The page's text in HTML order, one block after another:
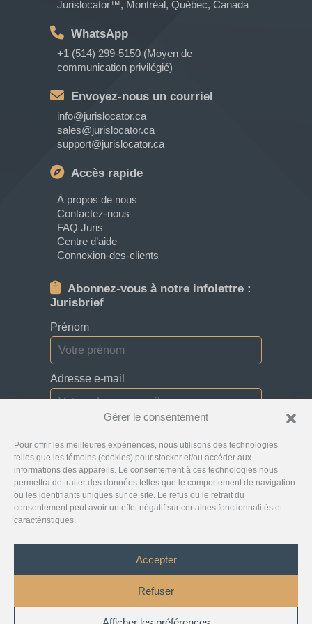
Gérer le consentement
Pour offrir les meilleures expériences, nous utilisons des technologies
telles que les témoins (cookies) pour stocker et/ou accéder aux
informations des appareils. Le consentement à ces technologies nous
permettra de traiter des données telles que le comportement de navigation
ou les identifiants uniques sur ce site. Le refus ou le retrait du
consentement peut avoir un effet négatif sur certaines fonctionnalités et
caractéristiques.
Accepter
Refuser
Jurislocator™, Montréal, Québec, Canada
WhatsApp
+1 (514) 299-5150 (Moyen de
communication privilégié)
Envoyez-nous un courriel
info@jurislocator.ca
sales@jurislocator.ca
support@jurislocator.ca
Accès rapide
À propos de nous
Contactez-nous
FAQ Juris
Centre d’aide
Connexion-des-clients
Abonnez-vous à notre infolettre :
Jurisbrief
Prénom
Adresse e-mail
mises à jour et des courriels promotionnels de
la part de Jurislocator.
Veuillez lire attentivement notre
2026 - Tous droits réservés
Droit d’auteur
Politique de confidentialité
Clause de non-responsabilité